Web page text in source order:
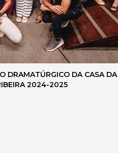
DRAMATÚRGICO DA CASA DA
2024-2025